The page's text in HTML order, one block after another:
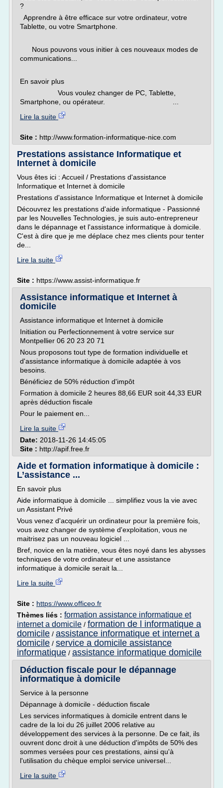
?
Apprendre à être efficace sur votre ordinateur, votre
Tablette, ou votre Smartphone.
Nous pouvons vous initier à ces nouveaux modes de
communications...
En savoir plus
Vous voulez changer de PC, Tablette,
Smartphone, ou opérateur. ...
Lire la suite
Site : http://www.formation-informatique-nice.com
Prestations assistance Informatique et
Internet à domicile
Vous êtes ici : Accueil / Prestations d'assistance
Informatique et Internet à domicile
Prestations d'assistance Informatique et Internet à domicile
Découvrez les prestations d'aide informatique - Passionné
par les Nouvelles Technologies, je suis auto-entrepreneur
dans le dépannage et l'assistance informatique à domicile.
C'est à dire que je me déplace chez mes clients pour tenter
de...
Lire la suite
Site : https://www.assist-informatique.fr
Assistance informatique et Internet à
domicile
Assistance informatique et Internet à domicile
Initiation ou Perfectionnement à votre service sur
Montpellier 06 20 23 20 71
Nous proposons tout type de formation individuelle et
d'assistance informatique à domicile adaptée à vos
besoins.
Bénéficiez de 50% réduction d'impôt
Formation à domicile 2 heures 88,66 EUR soit 44,33 EUR
après déduction fiscale
Pour le paiement en...
Lire la suite
Date: 2018-11-26 14:45:05
Site : http://apif.free.fr
Aide et formation informatique à domicile :
L’assistance ...
En savoir plus
Aide informatique à domicile ... simplifiez vous la vie avec
un Assistant Privé
Vous venez d'acquérir un ordinateur pour la première fois,
vous avez changer de système d'exploitation, vous ne
maitrisez pas un nouveau logiciel ...
Bref, novice en la matière, vous êtes noyé dans les abysses
techniques de votre ordinateur et une assistance
informatique à domicile serait la...
Lire la suite
Site : https://www.officeo.fr
Thèmes liés : formation assistance informatique et
internet a domicile / formation de l informatique a
domicile / assistance informatique et internet a
domicile / service a domicile assistance
informatique / assistance informatique domicile
Déduction fiscale pour le dépannage
informatique à domicile
Service à la personne
Dépannage à domicile - déduction fiscale
Les services informatiques à domicile entrent dans le
cadre de la loi du 26 juillet 2006 relative au
développement des services à la personne. De ce fait, ils
ouvrent donc droit à une déduction d'impôts de 50% des
sommes versées pour ces prestations, ainsi qu'à
l'utilisation du chèque emploi service universel...
Lire la suite